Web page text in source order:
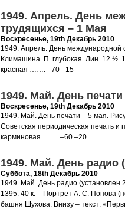
1949. Апрель. День
трудящихся – 1 Мая
Воскресенье, 19th Декабрь 2010
1949. Апрель. День международной
Климашина. П. глубокая. Лин. 12 ½.
красная ……. –70 –15
1949. Май. День
Воскресенье, 19th Декабрь 2010
1949. Май. День печати – 5 мая.
Советская периодическая печать и
карминовая ……..–60 –20
1949. Май. День радио
Суббота, 18th Декабрь 2010
1949. Май. День радио (установлен
1395. 40 к. – Портрет А. С. Попова
башня Шухова. Внизу – текст: